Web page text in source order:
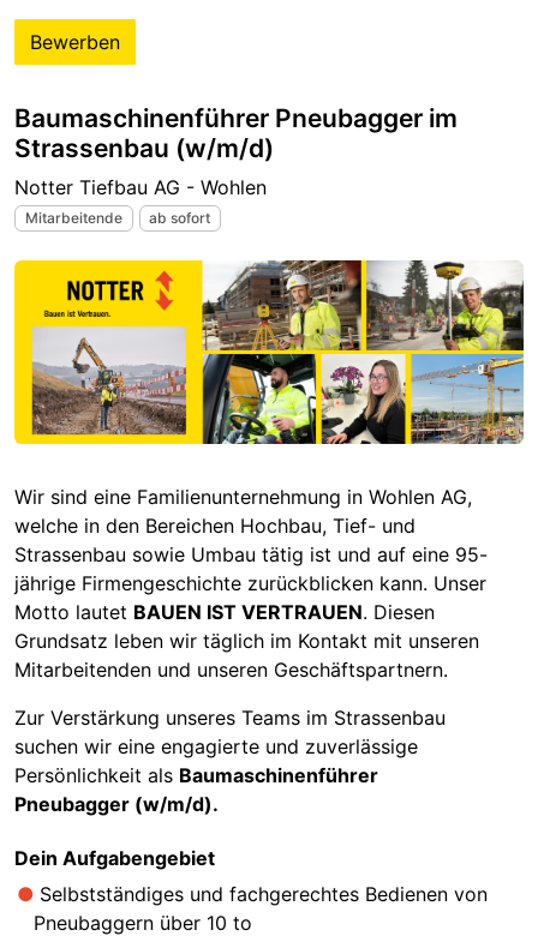
Bewerben
Baumaschinenführer Pneubagger im
Strassenbau (w/m/d)
Notter Tiefbau AG - Wohlen
Mitarbeitende ab sofort
Wir sind eine Familienunternehmung in Wohlen AG,
welche in den Bereichen Hochbau, Tief- und
Strassenbau sowie Umbau tätig ist und auf eine 95-
jährige Firmengeschichte zurückblicken kann. Unser
Motto lautet BAUEN IST VERTRAUEN. Diesen
Grundsatz leben wir täglich im Kontakt mit unseren
Mitarbeitenden und unseren Geschäftspartnern.
Zur Verstärkung unseres Teams im Strassenbau
suchen wir eine engagierte und zuverlässige
Persönlichkeit als Baumaschinenführer
Pneubagger (w/m/d).
Dein Aufgabengebiet
Selbstständiges und fachgerechtes Bedienen von
Pneubaggern über 10 to